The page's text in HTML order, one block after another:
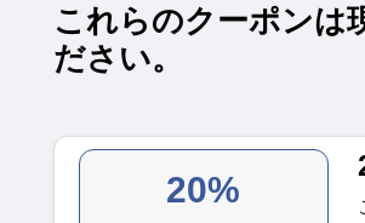
これらのクーポンは
ださい。
20%